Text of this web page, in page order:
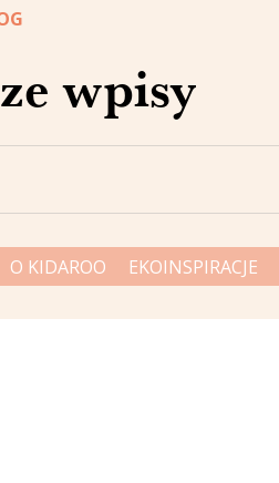
wpisy
O KIDAROO EKOINSPIRACJE